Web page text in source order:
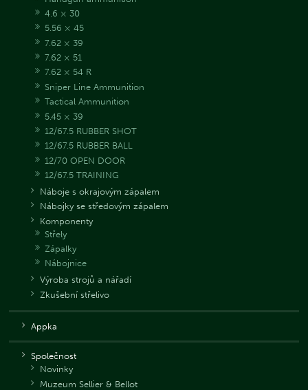
4.6 × 30
5.56 × 45
7.62 × 39
7.62 × 51
7.62 × 54 R
Sniper Line Ammunition
Tactical Ammunition
5.45 × 39
12/67.5 RUBBER SHOT
12/67.5 RUBBER BALL
12/70 OPEN DOOR
12/67.5 TRAINING
Náboje s okrajovým zápalem
Nábojky se středovým zápalem
Komponenty
Střely
Zápalky
Nábojnice
Výroba strojů a nářadí
Zkušební střelivo
Appka
Společnost
Novinky
Muzeum Sellier & Bellot